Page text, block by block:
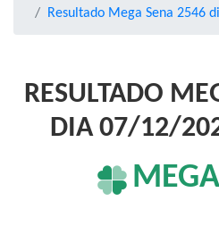
Resultado Mega Sena 2546
RESULTADO
DIA 07/12/